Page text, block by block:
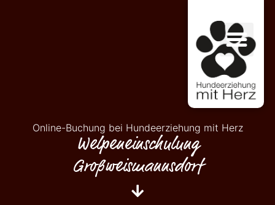
Online-Buchung bei Hundeerziehung mit Herz
Welpeneinschulung
Großweismannsdorf